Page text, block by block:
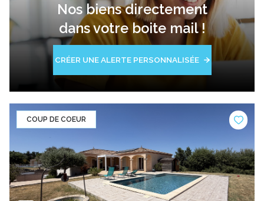
Nos biens directement
dans votre boite mail !
CRÉER UNE ALERTE PERSONNALISÉE
COUP DE COEUR